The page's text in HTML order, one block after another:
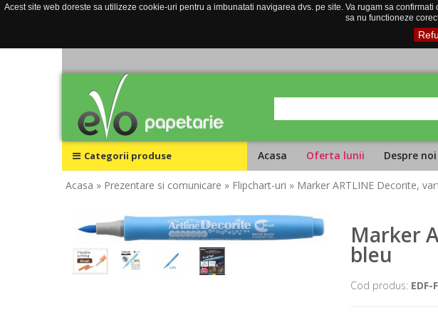
Acest site web doreste sa utilizeze cookie-uri pentru a imbunatati navigarea dvs. pe site. Va rugam sa
sa nu functioneze
Categorii produse Acasa Oferta lunii Despre noi
Acasa » Prezentare si comunicare » Flipchart-uri » Marker ARTLINE Decorite,
Marker
bleu
Cod produs: EDF-